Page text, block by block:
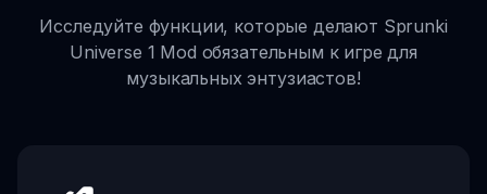
Исследуйте функции, которые делают Sprunki
Universe 1 Mod обязательным к игре для
музыкальных энтузиастов!